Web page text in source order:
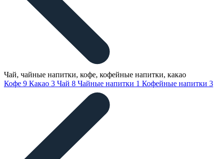
Чай, чайные напитки, кофе, кофейные напитки, какао
Кофе 9 Какао 3 Чай 8 Чайные напитки 1 Кофейные напитки 3